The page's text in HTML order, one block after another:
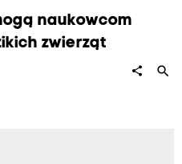
naukowcom
zwierząt
share search